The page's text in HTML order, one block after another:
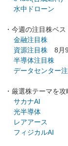
水中ドローン
・今週の注目株ベス
金融注目株
資源注目株 8月
半導体注目株
データセンター
・厳選株テーマを攻
サカナAI
光半導体
レアアース
フィジカルAI